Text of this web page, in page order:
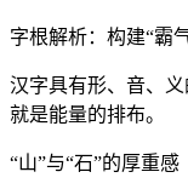
字根解析：构建“霸
汉字具有形、音、
就是能量的排布。
“山”与“石”的厚重感